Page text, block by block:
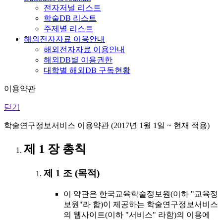
전자저널 리스트
학술DB 리스트
주제별 리스트
해외전자자료 이용안내
해외전자자료 이용안내
해외DB별 이용권한
대학별 해외DB 구독현황
이용약관
닫기
학술연구정보서비스 이용약관 (2017년 1월 1일 ~ 현재 적용)
제 1 장 총칙
제 1 조 (목적)
이 약관은 한국교육학술정보원(이하 "교육정
보원"라 함)이 제공하는 학술연구정보서비스
의 웹사이트(이하 "서비스" 라함)의 이용에